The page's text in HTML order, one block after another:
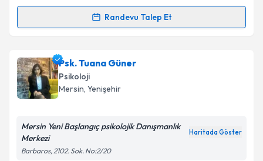
kapsamda işlenmesini kabul ediyorum.
Randevu Talep Et
Randevu Takvimi Talebi
Psk. Özge Yılmaziçin randevu takvimi talebi
oluşturun. Size bu uzmandan randevu almanız için bir
takvim hazırlandığında e-posta ile bilgilendireceğiz.
Psk. Tuana Güner
Psikoloji
Mersin, Yenişehir
Mersin Yeni Başlangıç psikolojik Danışmanlık
Merkezi
Haritada Göster
Barbaros, 2102. Sok. No:2/20